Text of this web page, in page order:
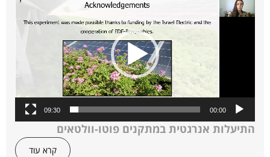
וידאו
00:00
09:30
התיעלות אנרגטית במתקנים פוטו-וולטאים
באמצעות כיסוי קרקע בגידולים חקלאיים
קרא עוד